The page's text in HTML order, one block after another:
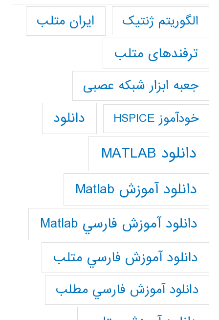
الگوریتم ژنتیک
ایران متلب
ترفندهای متلب
جعبه ابزار شبکه عصبی
خودآموز HSPICE دانلود
دانلود MATLAB
دانلود آموزش Matlab
دانلود آموزش فارسي Matlab
دانلود آموزش فارسي متلب
دانلود آموزش فارسي مطلب